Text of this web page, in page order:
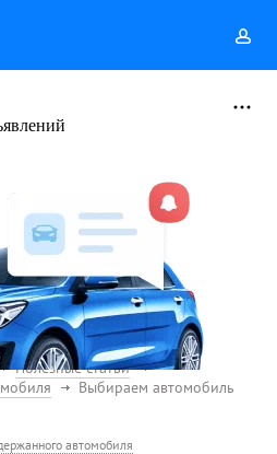
Полезные статьи
Выбираем автомобиль
автомобиля